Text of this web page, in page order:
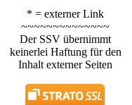
* = externer Link
~~~~~~~~~~~~~~
Der SSV übernimmt
keinerlei Haftung für den
Inhalt externer Seiten